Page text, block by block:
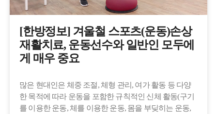
​[한방정보] 겨울철 스포츠(운동)손상
재활치료, 운동선수와 일반인 모두에
게 매우 중요
많은 현대인은 체중 조절, 체형 관리, 여가 활동 등 다양
한 목적에 따라 운동을 포함한 규칙적인 신체 활동(구기
를 이용한 운동, 체를 이용한 운동, 몸을 부딪히는 운동,